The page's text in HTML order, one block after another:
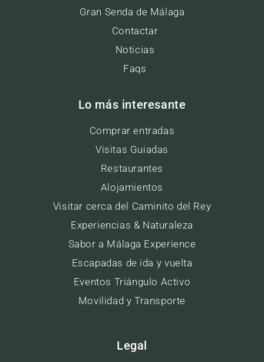
Gran Senda de Málaga
Contactar
Noticias
Faqs
Lo más interesante
Comprar entradas
Visitas Guiadas
Restaurantes
Alojamientos
Visitar cerca del Caminito del Rey
Experiencias & Naturaleza
Sabor a Málaga Experience
Escapadas de ida y vuelta
Eventos Triángulo Activo
Movilidad y Transporte
Legal